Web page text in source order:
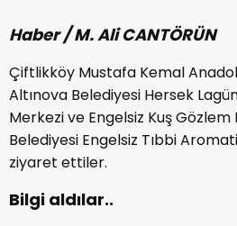
Haber / M. Ali CANTÖRÜN
Çiftlikköy Mustafa Kemal
Altınova Belediyesi Hersek
Merkezi ve Engelsiz Kuş Gözlem
Belediyesi Engelsiz Tıbbi
ziyaret ettiler.
Bilgi aldılar..